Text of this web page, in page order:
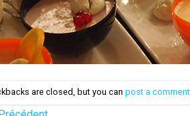
are closed, but you can post a comment